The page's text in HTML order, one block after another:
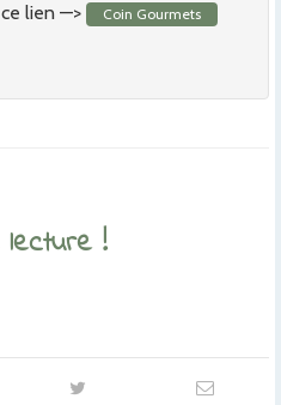
lien —>
Coin Gourmets
!